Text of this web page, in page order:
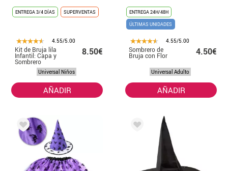
ENTREGA 3/4 DÍAS SUPERVENTAS
4.55/5.00
Kit de Bruja lila
Infantil: Capa y
Sombrero
8.50€
Universal Niños
AÑADIR
ENTREGA 24H/48H
ÚLTIMAS UNIDADES
4.55/5.00
Sombrero de
Bruja con Flor 4.50€
Universal Adulto
AÑADIR